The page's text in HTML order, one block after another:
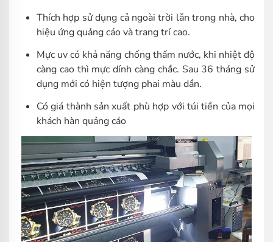
Thích hợp sử dụng cả ngoài trời lẫn trong nhà, cho
hiệu ứng quảng cáo và trang trí cao.
Mực uv có khả năng chống thấm nước, khi nhiệt độ
càng cao thì mực dính càng chắc. Sau 36 tháng sử
dụng mới có hiện tượng phai màu dần.
Có giá thành sản xuất phù hợp với túi tiền của mọi
khách hàn quảng cáo